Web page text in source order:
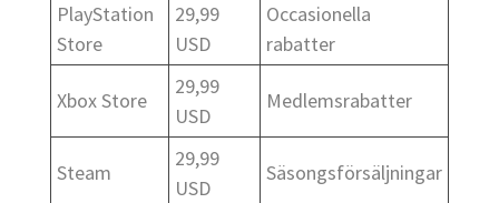
PlayStation
Store
29,99
USD
Occasionella
rabatter
Xbox Store
29,99
USD
Medlemsrabatter
Steam
29,99
USD
Säsongsförsäljningar